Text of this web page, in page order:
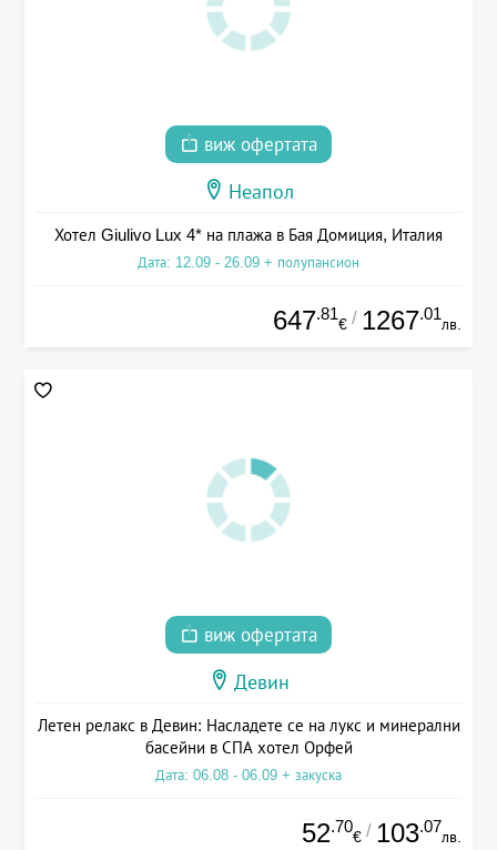
виж офертата
Неапол
Хотел Giulivo Lux 4* на плажа в Бая Домиция, Италия
Дата: 12.09 - 26.09 + полупансион
647.81
€ / 1267.01
лв.
виж офертата
Девин
Летен релакс в Девин: Насладете се на лукс и минерални
басейни в СПА хотел Орфей
Дата: 06.08 - 06.09 + закуска
52.70
€ / 103.07
лв.